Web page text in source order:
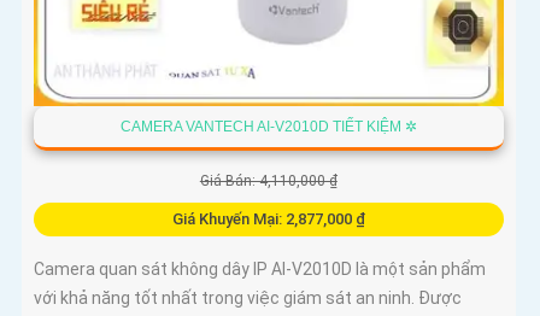
CAMERA VANTECH AI-V2010D TIẾT KIỆM ✲
Giá Bán: 4,110,000 ₫
Giá Khuyến Mại: 2,877,000 ₫
Camera quan sát không dây IP AI-V2010D là một sản phẩm
với khả năng tốt nhất trong việc giám sát an ninh. Được